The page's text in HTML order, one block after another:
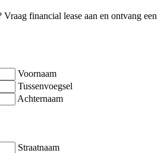
Vraag financial lease aan en ontvang een
Voornaam
Tussenvoegsel
Achternaam
Straatnaam